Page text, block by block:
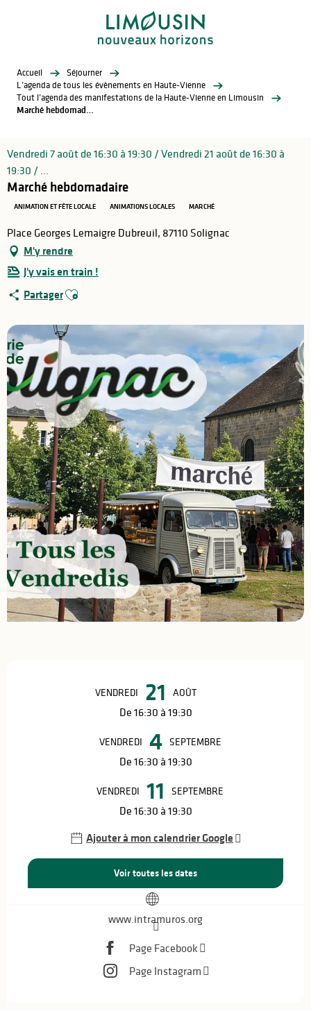
Accueil
Séjourner
L’agenda de tous les évènements en Haute-Vienne
Tout l’agenda des manifestations de la Haute-Vienne en Limousin
Marché hebdomadaire
Vendredi 7 août de 16:30 à 19:30 / Vendredi 21 août de 16:30 à
19:30 / ...
Marché hebdomadaire
ANIMATION ET FÊTE LOCALE ANIMATIONS LOCALES MARCHÉ
Place Georges Lemaigre Dubreuil, 87110 Solignac
M'y rendre
J'y vais en train !
PartagerAjouter aux favoris
VENDREDI 21 AOÛT
De 16:30 à 19:30
VENDREDI 4 SEPTEMBRE
De 16:30 à 19:30
VENDREDI 11 SEPTEMBRE
De 16:30 à 19:30
Ajouter à mon calendrier Google
Voir toutes les dates
www.intramuros.org
Page Facebook
Page Instagram